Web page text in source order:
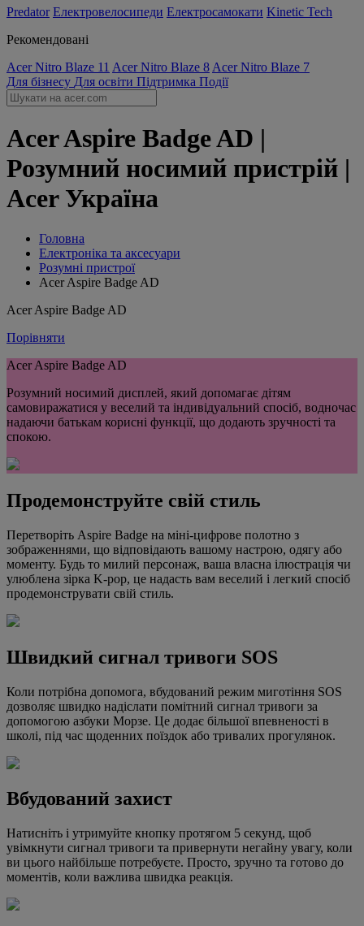
Predator Електровелосипеди Електросамокати Kinetic Tech
Рекомендовані
Acer Nitro Blaze 11 Acer Nitro Blaze 8 Acer Nitro Blaze 7
Для бізнесу Для освіти Підтримка Події
Acer Aspire Badge AD |
Розумний носимий пристрій |
Acer Україна
Головна
Електроніка та аксесуари
Розумні пристрої
Acer Aspire Badge AD
Acer Aspire Badge AD
Порівняти
Acer Aspire Badge AD
Розумний носимий дисплей, який допомагає дітям
самовиражатися у веселий та індивідуальний спосіб, водночас
надаючи батькам корисні функції, що додають зручності та
спокою.
Продемонструйте свій стиль
Перетворіть Aspire Badge на міні-цифрове полотно з
зображеннями, що відповідають вашому настрою, одягу або
моменту. Будь то милий персонаж, ваша власна ілюстрація чи
улюблена зірка K-pop, це надасть вам веселий і легкий спосіб
продемонструвати свій стиль.
Швидкий сигнал тривоги SOS
Коли потрібна допомога, вбудований режим миготіння SOS
дозволяє швидко надіслати помітний сигнал тривоги за
допомогою азбуки Морзе. Це додає більшої впевненості в
школі, під час щоденних поїздок або тривалих прогулянок.
Вбудований захист
Натисніть і утримуйте кнопку протягом 5 секунд, щоб
увімкнути сигнал тривоги та привернути негайну увагу, коли
ви цього найбільше потребуєте. Просто, зручно та готово до
моментів, коли важлива швидка реакція.